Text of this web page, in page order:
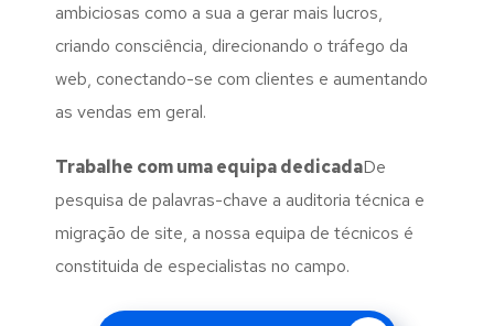
ambiciosas como a sua a gerar mais lucros,
criando consciência, direcionando o tráfego da
web, conectando-se com clientes e aumentando
as vendas em geral.
Trabalhe com umaequipa dedicadaDe
pesquisa de palavras-chave a auditoria técnica e
migração de site, a nossa equipa de técnicos é
constituida de especialistas no campo.